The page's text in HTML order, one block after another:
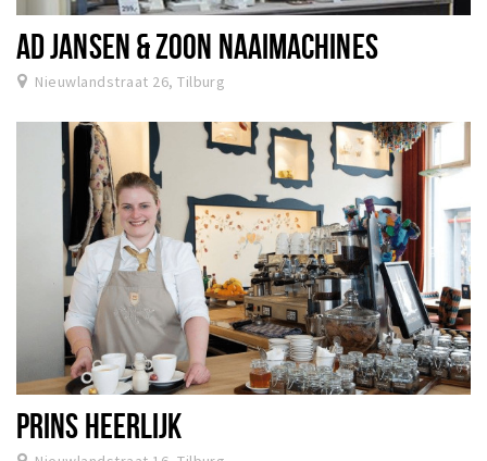
AD JANSEN & ZOON NAAIMACHINES
Nieuwlandstraat 26, Tilburg
PRINS HEERLIJK